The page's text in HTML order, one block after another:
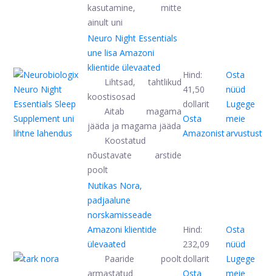
kasutamine, mitte
ainult uni
Neuro Night Essentials
une lisa Amazoni
klientide ülevaated
Lihtsad, tahtlikud
koostisosad
Aitab magama
jääda ja magama jääda
Koostatud
nõustavate arstide
poolt
Hind:
41,50
dollarit
Osta
Amazonist
Osta
nüüd
Lugege
meie
arvustust
Nutikas Nora,
padjaalune
norskamisseade
Amazoni klientide
ülevaated
Paaride poolt
armastatud
Hind:
232,09
dollarit
Osta
Osta
nüüd
Lugege
meie